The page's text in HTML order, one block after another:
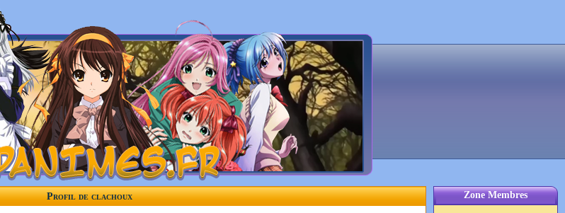
Zone Membres
Profil de clachoux